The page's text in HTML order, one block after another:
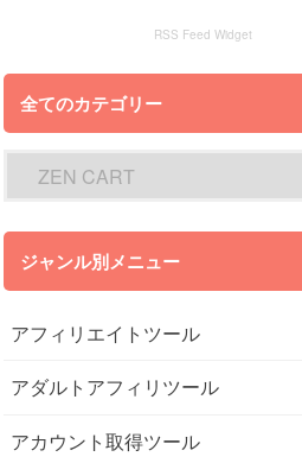
RSS Feed Widget
全てのカテゴリー
ジャンル別メニュー
アフィリエイトツール
アダルトアフィリツール
アカウント取得ツール